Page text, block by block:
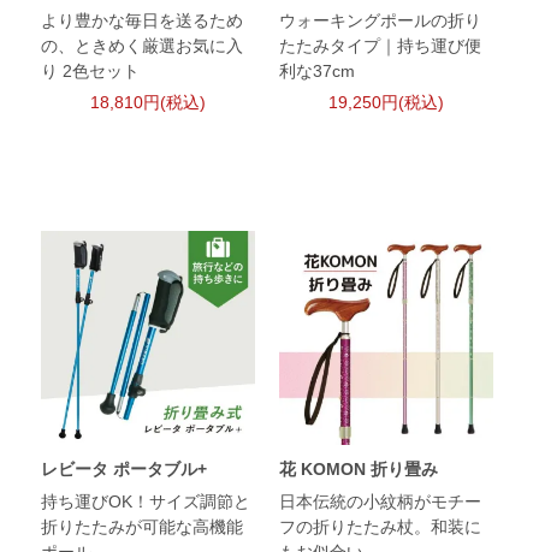
より豊かな毎日を送るため
の、ときめく厳選お気に入
り 2色セット
18,810円(税込)
ウォーキングポールの折り
たたみタイプ｜持ち運び便
利な37cm
19,250円(税込)
レビータ ポータブル+
持ち運びOK！サイズ調節と
折りたたみが可能な高機能
花 KOMON 折り畳み
日本伝統の小紋柄がモチー
フの折りたたみ杖。和装に